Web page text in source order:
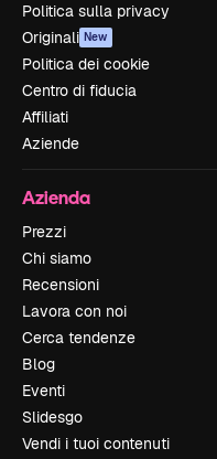
Politica sulla privacy
Originali New
Politica dei cookie
Centro di fiducia
Affiliati
Aziende
Azienda
Prezzi
Chi siamo
Recensioni
Lavora con noi
Cerca tendenze
Blog
Eventi
Slidesgo
Vendi i tuoi contenuti